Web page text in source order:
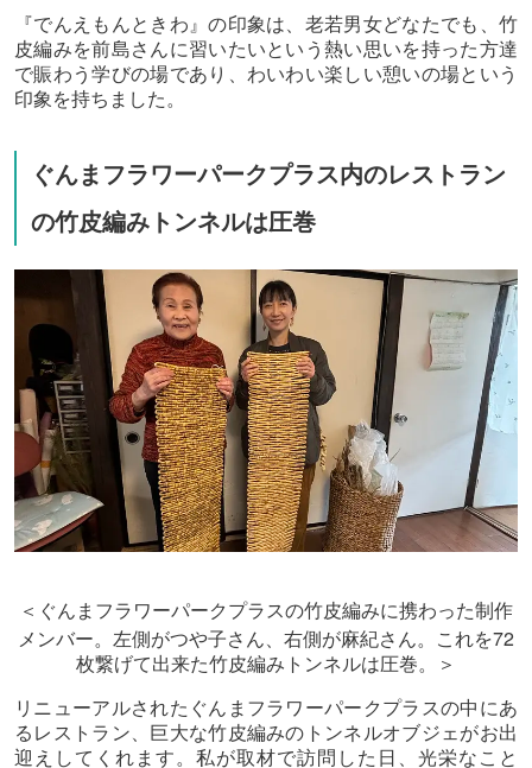
『でんえもんときわ』の印象は、老若男女どなたでも、竹
皮編みを前島さんに習いたいという熱い思いを持った方達
で賑わう学びの場であり、わいわい楽しい憩いの場という
印象を持ちました。
ぐんまフラワーパークプラス内のレストラン
の竹皮編みトンネルは圧巻
＜ぐんまフラワーパークプラスの竹皮編みに携わった制作
メンバー。左側がつや子さん、右側が麻紀さん。これを72
枚繋げて出来た竹皮編みトンネルは圧巻。＞
リニューアルされたぐんまフラワーパークプラスの中にあ
るレストラン、巨大な竹皮編みのトンネルオブジェがお出
迎えしてくれます。私が取材で訪問した日、光栄なこと